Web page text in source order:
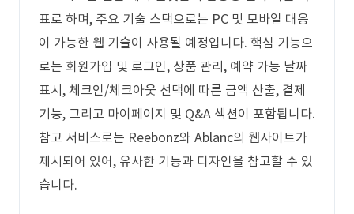
표로 하며, 주요 기술 스택으로는 PC 및 모바일 대응
이 가능한 웹 기술이 사용될 예정입니다. 핵심 기능으
로는 회원가입 및 로그인, 상품 관리, 예약 가능 날짜
표시, 체크인/체크아웃 선택에 따른 금액 산출, 결제
기능, 그리고 마이페이지 및 Q&A 섹션이 포함됩니다.
참고 서비스로는 Reebonz와 Ablanc의 웹사이트가
제시되어 있어, 유사한 기능과 디자인을 참고할 수 있
습니다.